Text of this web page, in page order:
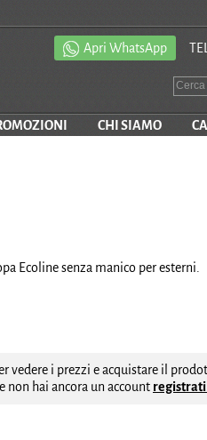
Apri WhatsApp
CHI SIAMO
Ecoline senza manico per esterni.
vedere i prezzi e acquistare il
non hai ancora un account registrati